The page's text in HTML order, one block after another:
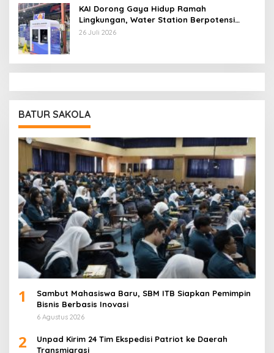
KAI Dorong Gaya Hidup Ramah
Lingkungan, Water Station Berpotensi
Kurangi 2,99 Juta Botol Plastik
26 Juli 2026
BATUR SAKOLA
1
Sambut Mahasiswa Baru, SBM ITB Siapkan Pemimpin
Bisnis Berbasis Inovasi
6 Agustus 2026
2
Unpad Kirim 24 Tim Ekspedisi Patriot ke Daerah
Transmigrasi